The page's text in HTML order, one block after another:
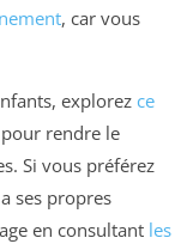
, car vous
explorez ce
pour rendre le
Si vous préférez
ses propres
en consultant les